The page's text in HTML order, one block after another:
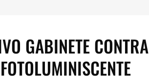
GABINETE CONTRA